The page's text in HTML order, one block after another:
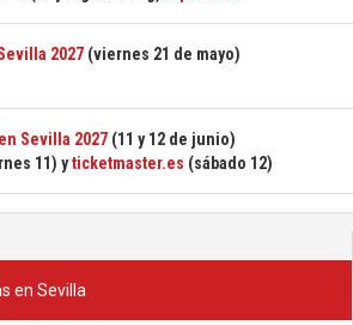
en Sevilla
2027 (viernes 21 de mayo)
Sevilla 2027 (11 y 12 de junio)
11) yticketmaster.es (sábado 12)